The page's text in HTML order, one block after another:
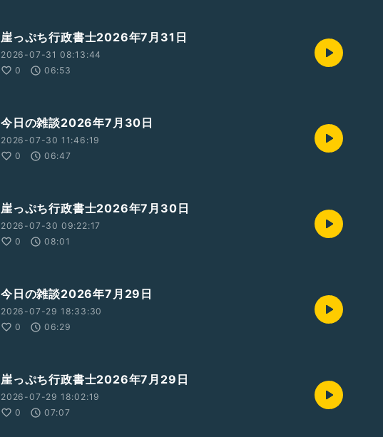
崖っぷち行政書士2026年7月31日
2026-07-31 08:13:44
0
06:53
今日の雑談2026年7月30日
2026-07-30 11:46:19
0
06:47
崖っぷち行政書士2026年7月30日
2026-07-30 09:22:17
0
08:01
今日の雑談2026年7月29日
2026-07-29 18:33:30
0
06:29
崖っぷち行政書士2026年7月29日
2026-07-29 18:02:19
0
07:07